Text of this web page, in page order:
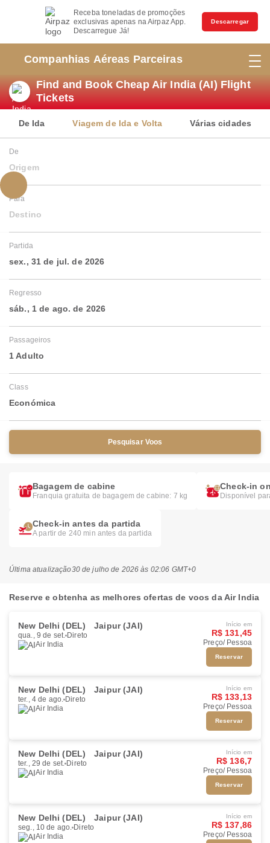
Receba toneladas de promoções
exclusivas apenas na Airpaz App.
Descarregue Já!
Descarregar
Companhias Aéreas Parceiras
Find and Book Cheap Air India (AI) Flight
Tickets
De Ida Viagem de Ida e Volta Várias cidades
De
Origem
Para
Destino
Partida
sex., 31 de jul. de 2026
Regresso
sáb., 1 de ago. de 2026
Passageiros
1 Adulto
Class
Económica
Pesquisar Voos
Bagagem de cabine
Franquia gratuita de bagagem de cabine: 7 kg
Check-in
Disponível
Check-in antes da partida
A partir de 240 min antes da partida
Última atualização30 de julho de 2026 às 02:06 GMT+0
Reserve e obtenha as melhores ofertas de voos da Air India
New Delhi (DEL) Jaipur (JAI)
qua., 9 de set. Direto
Air India
Início em
R$ 131,45
Preço/ Pessoa
Reservar
New Delhi (DEL) Jaipur (JAI)
ter., 4 de ago. Direto
Air India
Início em
R$ 133,13
Preço/ Pessoa
Reservar
New Delhi (DEL) Jaipur (JAI)
ter., 29 de set. Direto
Air India
Início em
R$ 136,7
Preço/ Pessoa
Reservar
New Delhi (DEL) Jaipur (JAI)
seg., 10 de ago. Direto
Air India
Início em
R$ 137,86
Preço/ Pessoa